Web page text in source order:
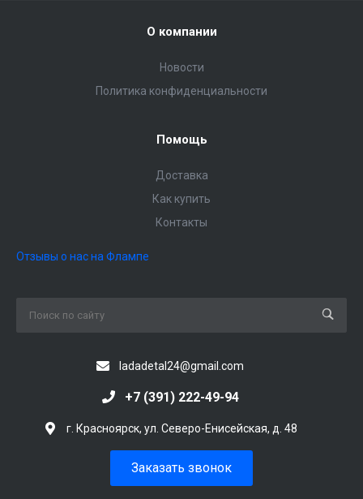
О компании
Новости
Политика конфиденциальности
Помощь
Доставка
Как купить
Контакты
Отзывы о нас на Флампе
ladadetal24@gmail.com
+7 (391) 222-49-94
г. Красноярск, ул. Северо-Енисейская, д. 48
Заказать звонок